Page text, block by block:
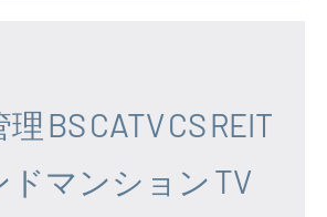
理 BSCATVCSREIT
ドマンション TV